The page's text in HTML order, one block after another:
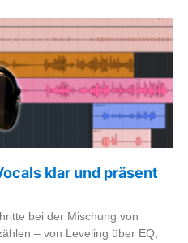
klar und präsent
bei der Mischung von
– von Leveling über EQ,